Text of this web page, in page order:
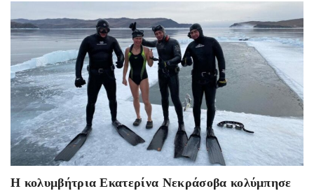
Η κολυμβήτρια Εκατερίνα Νεκράσοβα κολύμπησε